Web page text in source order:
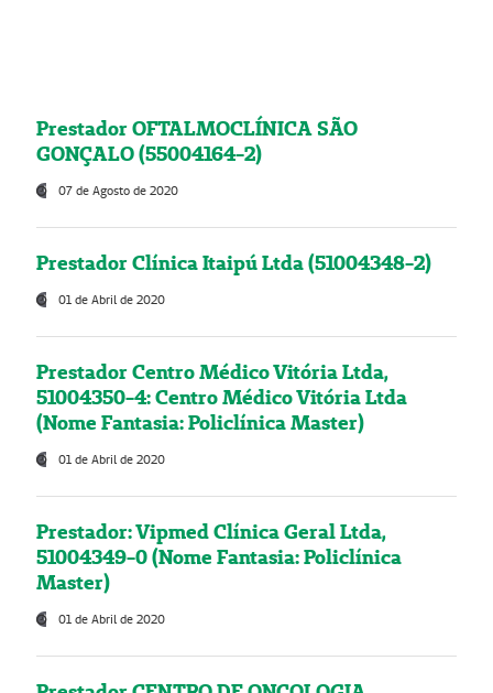
Prestador OFTALMOCLÍNICA SÃO
GONÇALO (55004164-2)
07 de Agosto de 2020
Prestador Clínica Itaipú Ltda (51004348-2)
01 de Abril de 2020
Prestador Centro Médico Vitória Ltda,
51004350-4: Centro Médico Vitória Ltda
(Nome Fantasia: Policlínica Master)
01 de Abril de 2020
Prestador: Vipmed Clínica Geral Ltda,
51004349-0 (Nome Fantasia: Policlínica
Master)
01 de Abril de 2020